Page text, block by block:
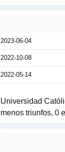
2023-06-04
2022-10-08
2022-05-14
Universidad
menos triunfos, 0